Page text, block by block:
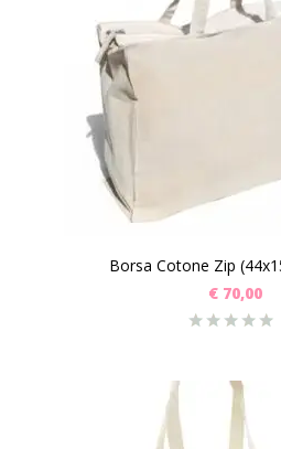
Borsa Cotone Zip
€ 70,00